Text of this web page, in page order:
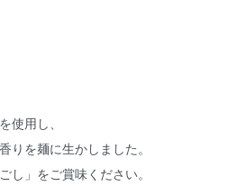
使用し、
りを麺に生かしました。
し」をご賞味ください。